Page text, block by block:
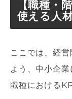
【職種・
使える人
ここでは、経
よう、中小企
職種における